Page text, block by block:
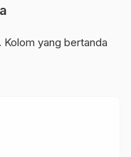
Kolom yang bertanda